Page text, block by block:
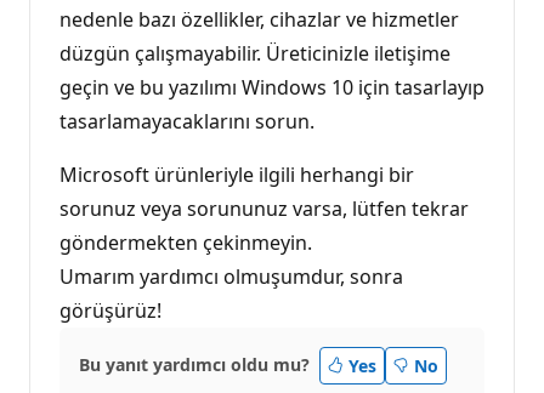
nedenle bazı özellikler, cihazlar ve hizmetler
düzgün çalışmayabilir. Üreticinizle iletişime
geçin ve bu yazılımı Windows 10 için tasarlayıp
tasarlamayacaklarını sorun.
Microsoft ürünleriyle ilgili herhangi bir
sorunuz veya sorununuz varsa, lütfen tekrar
göndermekten çekinmeyin.
Umarım yardımcı olmuşumdur, sonra
görüşürüz!
Bu yanıt yardımcı oldu mu? Yes No